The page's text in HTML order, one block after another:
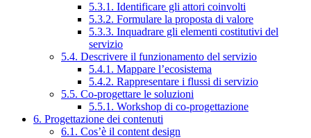
5.3.1. Identificare gli attori coinvolti
5.3.2. Formulare la proposta di valore
5.3.3. Inquadrare gli elementi costitutivi del
servizio
5.4. Descrivere il funzionamento del servizio
5.4.1. Mappare l’ecosistema
5.4.2. Rappresentare i flussi di servizio
5.5. Co-progettare le soluzioni
5.5.1. Workshop di co-progettazione
6. Progettazione dei contenuti
6.1. Cos’è il content design